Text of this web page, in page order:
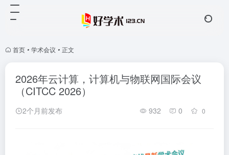
首页 • 学术会议 • 正文
2026年云计算，计算机与物联网国际会议
（CITCC 2026）
2个月前发布 932 0 0